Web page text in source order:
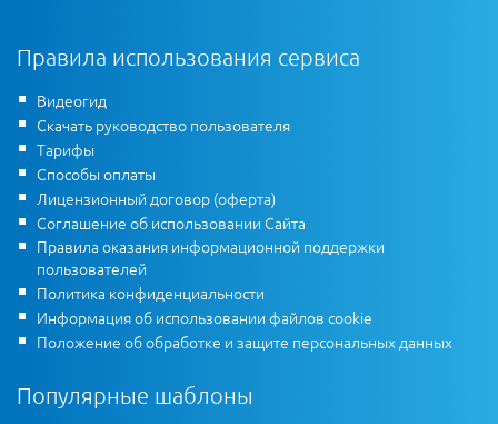
Правила использования сервиса
Видеогид
Скачать руководство пользователя
Тарифы
Способы оплаты
Лицензионный договор (оферта)
Соглашение об использовании Сайта
Правила оказания информационной поддержки
пользователей
Политика конфиденциальности
Информация об использовании файлов cookie
Положение об обработке и защите персональных данных
Популярные шаблоны